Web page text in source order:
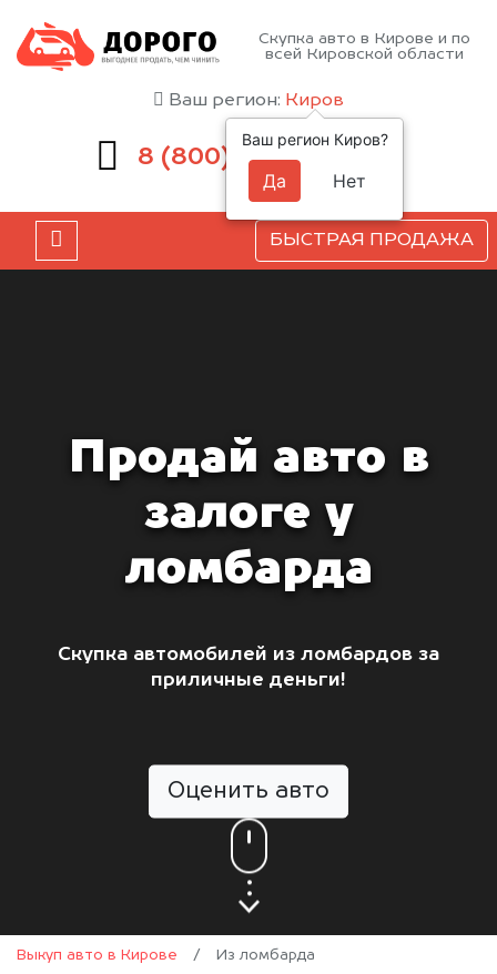
Скупка авто в Кирове и по
всей Кировской области
Ваш регион: Киров
8 (800) 551-81-15
БЫСТРАЯ ПРОДАЖА
Продай авто в
залоге у
ломбарда
Скупка автомобилей из ломбардов за
приличные деньги!
Оценить авто
Выкуп авто в Кирове / Из ломбарда
Ваш регион Киров?
Да Нет